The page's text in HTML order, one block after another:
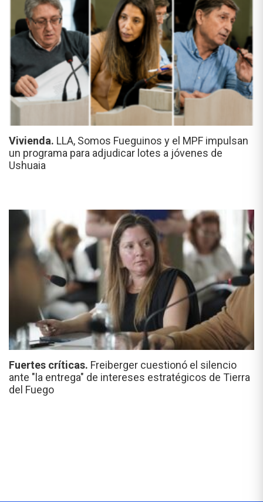
Vivienda. LLA, Somos Fueguinos y el MPF impulsan
un programa para adjudicar lotes a jóvenes de
Ushuaia
Fuertes críticas. Freiberger cuestionó el silencio
ante "la entrega" de intereses estratégicos de Tierra
del Fuego